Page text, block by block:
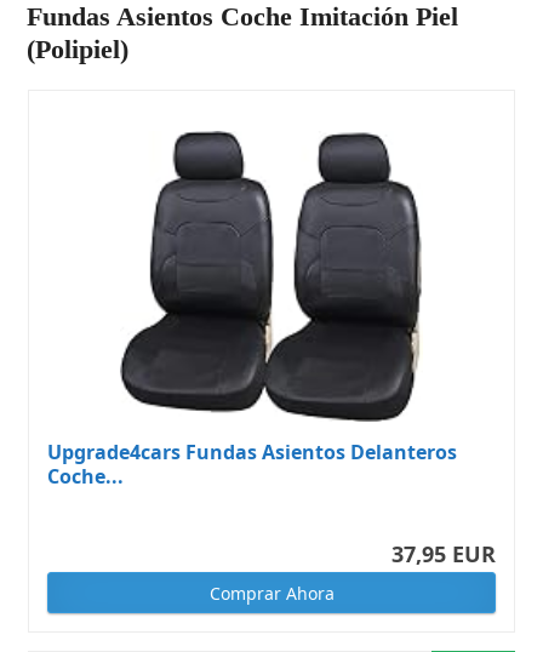
Fundas Asientos Coche Imitación Piel
(Polipiel)
Upgrade4cars Fundas Asientos Delanteros
Coche...
37,95 EUR
Comprar Ahora